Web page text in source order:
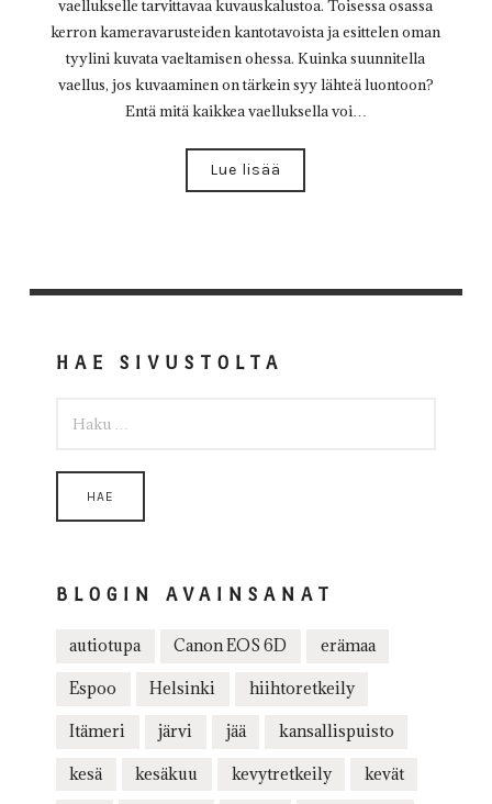
vaellukselle tarvittavaa kuvauskalustoa. Toisessa osassa
kerron kameravarusteiden kantotavoista ja esittelen oman
tyylini kuvata vaeltamisen ohessa. Kuinka suunnitella
vaellus, jos kuvaaminen on tärkein syy lähteä luontoon?
Entä mitä kaikkea vaelluksella voi…
Lue lisää
HAE SIVUSTOLTA
BLOGIN AVAINSANAT
autiotupa Canon EOS 6D erämaa
Espoo Helsinki hiihtoretkeily
Itämeri järvi jää kansallispuisto
kesä kesäkuu kevytretkeily kevät